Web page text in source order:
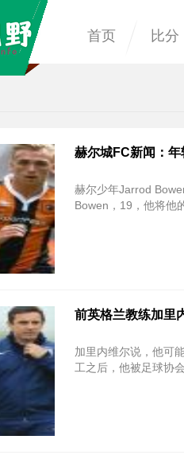
首页 比分
赫尔城FC新闻：
赫尔少年Jarrod
Bowen，19，他将他
前英格兰教练加里
加里内维尔说，他可
工之后，他被足球协